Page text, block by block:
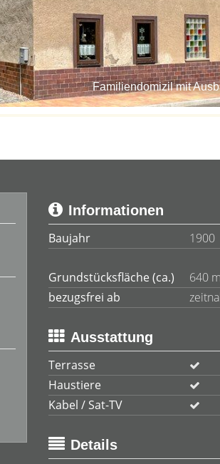
Familiendomizil mit
Informationen
Baujahr
1900
Grundstücksfläche (ca.) 640
bezugsfrei ab
Ausstattung
Terrasse
Haustiere
Kabel / Sat-TV
Details